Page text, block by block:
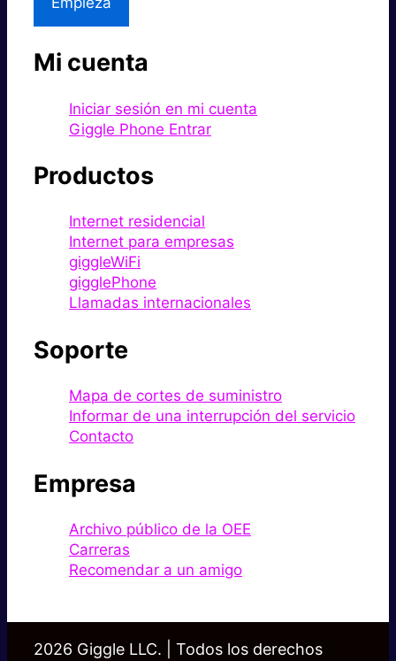
Mi cuenta
Iniciar sesión en mi cuenta
Giggle Phone Entrar
Productos
Internet residencial
Internet para empresas
giggleWiFi
gigglePhone
Llamadas internacionales
Soporte
Mapa de cortes de suministro
Informar de una interrupción del servicio
Contacto
Empresa
Archivo público de la OEE
Carreras
Recomendar a un amigo
2026 Giggle LLC. | Todos los derechos